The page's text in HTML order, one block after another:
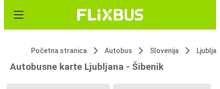
Početna stranica Autobus Slovenija
Autobusne karte Ljubljana - Šibenik